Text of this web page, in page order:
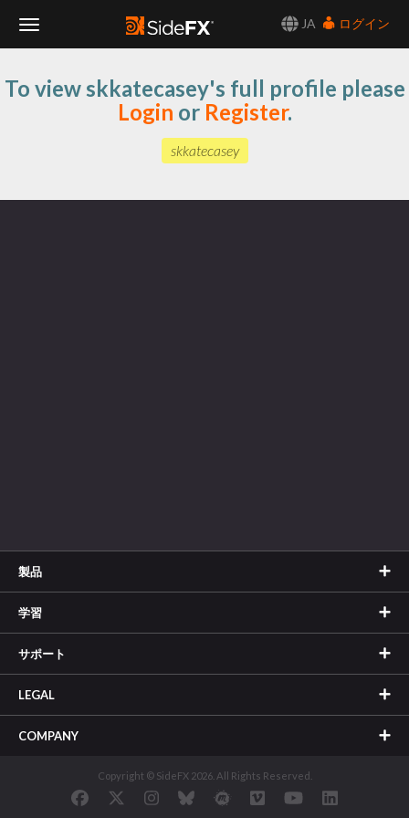
JA
ログイン
Navigation
To view skkatecasey's full profile please
Login or Register.
skkatecasey
製品
学習
サポート
LEGAL
COMPANY
Copyright © SideFX 2026. All Rights Reserved.